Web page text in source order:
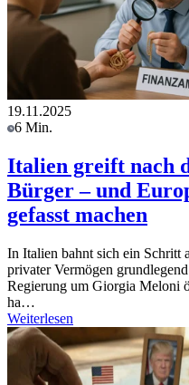
19.11.2025
6 Min.
Italien greift nach
Bürger – und
gefasst machen
In Italien bahnt sich ein Schritt
privater Vermögen
Regierung um Giorgia Meloni
ha…
Weiterlesen